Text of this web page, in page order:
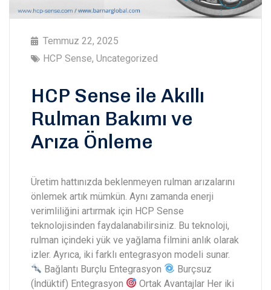
Temmuz 22, 2025
HCP Sense, Uncategorized
HCP Sense ile Akıllı
Rulman Bakımı ve
Arıza Önleme
Üretim hattınızda beklenmeyen rulman arızalarını
önlemek artık mümkün. Aynı zamanda enerji
verimliliğini artırmak için HCP Sense
teknolojisinden faydalanabilirsiniz. Bu teknoloji,
rulman içindeki yük ve yağlama filmini anlık olarak
izler. Ayrıca, iki farklı entegrasyon modeli sunar.
Bağlantı Burçlu Entegrasyon
Burçsuz
(İndüktif) Entegrasyon
Ortak Avantajlar Her iki